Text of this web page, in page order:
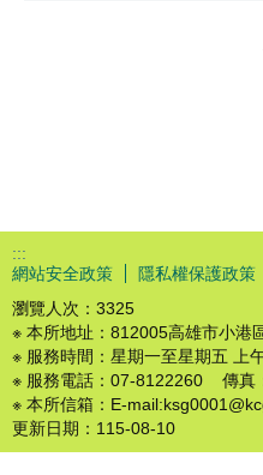
:::
網站安全政策
隱私權保護政策
瀏覽人次： 3325
※ 本所地址：812005高雄市小港
※ 服務時間：星期一至星期五 上
※ 服務電話：07-8122260 傳真
※ 本所信箱：E-
更新日期： 115-08-10